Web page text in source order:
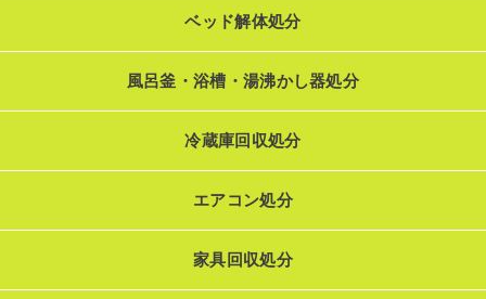
ベッド解体処分
風呂釜・浴槽・湯沸かし器処分
冷蔵庫回収処分
エアコン処分
家具回収処分